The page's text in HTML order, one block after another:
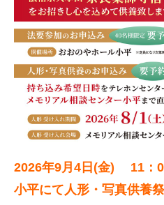
2026年9月4日(金) 11：
小平にて人形・写真供養